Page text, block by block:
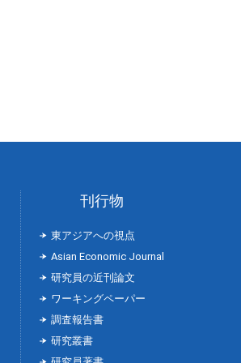
刊行物
東アジアへの視点
Asian Economic Journal
研究員の近刊論文
ワーキングペーパー
調査報告書
研究叢書